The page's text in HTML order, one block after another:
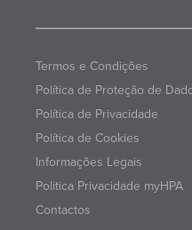
Termos e Condições
Política de Proteção de
Política de Privacidade
Política de Cookies
Informações Legais
Politica Privacidade myHPA
Contactos